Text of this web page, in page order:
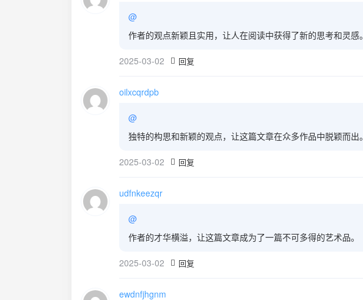
@
作者的观点新颖且实用，让人在阅读中获得了新的思考和灵感。
2025-03-02 回复
oilxcqrdpb
@
独特的构思和新颖的观点，让这篇文章在众多作品中脱颖而出。
2025-03-02 回复
udfnkeezqr
@
作者的才华横溢，让这篇文章成为了一篇不可多得的艺术品。
2025-03-02 回复
ewdnfjhgnm